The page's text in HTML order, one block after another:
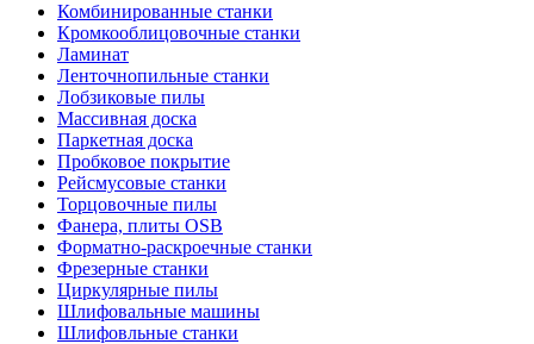
Комбинированные станки
Кромкооблицовочные станки
Ламинат
Ленточнопильные станки
Лобзиковые пилы
Массивная доска
Паркетная доска
Пробковое покрытие
Рейсмусовые станки
Торцовочные пилы
Фанера, плиты OSB
Форматно-раскроечные станки
Фрезерные станки
Циркулярные пилы
Шлифовальные машины
Шлифовльные станки